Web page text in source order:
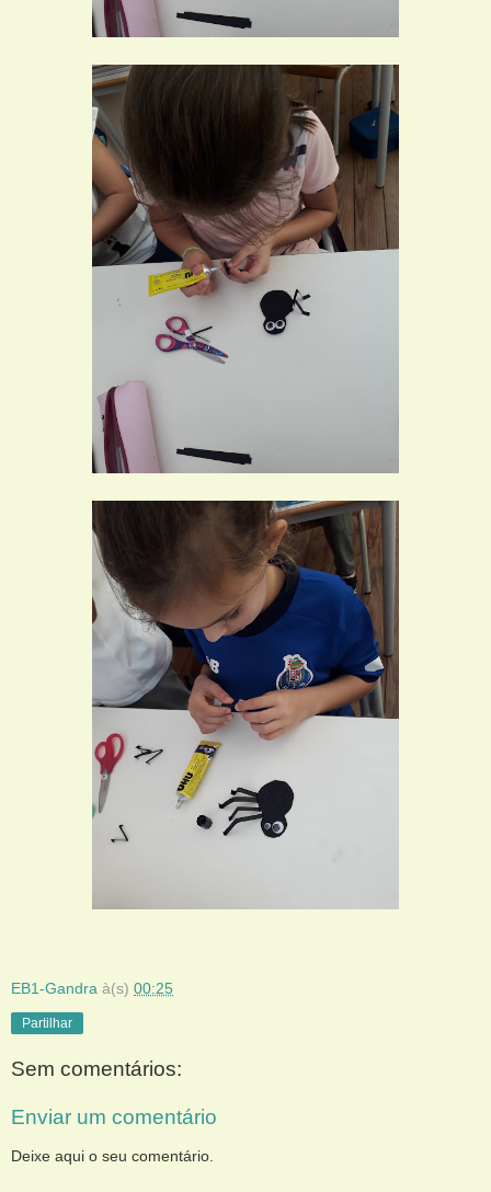
EB1-Gandra à(s) 00:25
Partilhar
Sem comentários:
Enviar um comentário
Deixe aqui o seu comentário.